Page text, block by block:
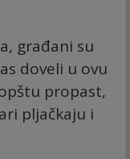
građani su
doveli u ovu
propast,
pljačkaju i